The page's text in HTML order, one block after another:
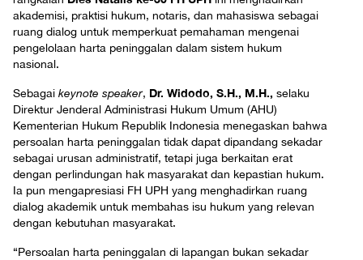
akademisi, praktisi hukum, notaris, dan mahasiswa sebagai
ruang dialog untuk memperkuat pemahaman mengenai
pengelolaan harta peninggalan dalam sistem hukum
nasional.
Sebagai keynote speaker, Dr. Widodo, S.H., M.H., selaku
Direktur Jenderal Administrasi Hukum Umum (AHU)
Kementerian Hukum Republik Indonesia menegaskan bahwa
persoalan harta peninggalan tidak dapat dipandang sekadar
sebagai urusan administratif, tetapi juga berkaitan erat
dengan perlindungan hak masyarakat dan kepastian hukum.
Ia pun mengapresiasi FH UPH yang menghadirkan ruang
dialog akademik untuk membahas isu hukum yang relevan
dengan kebutuhan masyarakat.
“Persoalan harta peninggalan di lapangan bukan sekadar